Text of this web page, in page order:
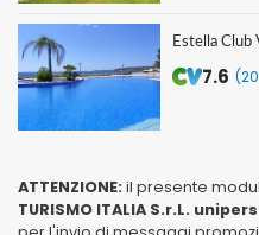
Estella Club
7.6
ATTENZIONE: il presente
TURISMO ITALIA S.r.L.